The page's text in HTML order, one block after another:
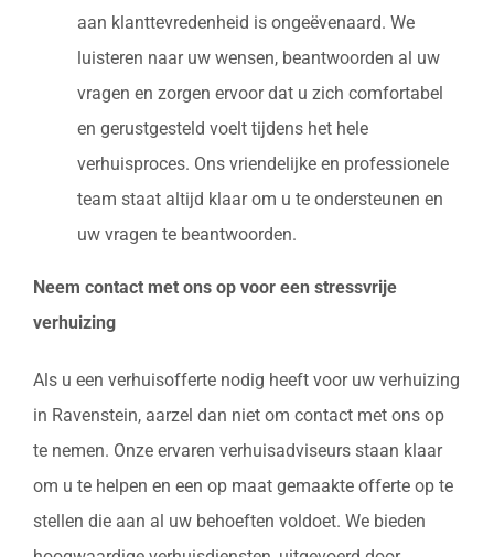
aan klanttevredenheid is ongeëvenaard. We
luisteren naar uw wensen, beantwoorden al uw
vragen en zorgen ervoor dat u zich comfortabel
en gerustgesteld voelt tijdens het hele
verhuisproces. Ons vriendelijke en professionele
team staat altijd klaar om u te ondersteunen en
uw vragen te beantwoorden.
Neem contact met ons op voor een stressvrije
verhuizing
Als u een verhuisofferte nodig heeft voor uw verhuizing
in Ravenstein, aarzel dan niet om contact met ons op
te nemen. Onze ervaren verhuisadviseurs staan klaar
om u te helpen en een op maat gemaakte offerte op te
stellen die aan al uw behoeften voldoet. We bieden